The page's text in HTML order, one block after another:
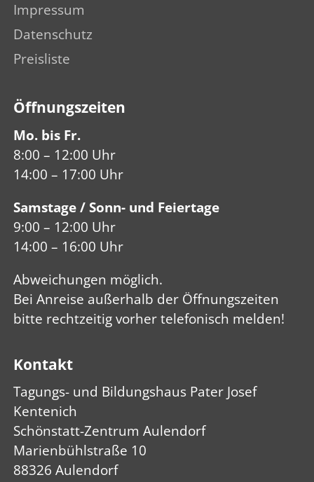
Impressum
Datenschutz
Preisliste
Öffnungs­zeiten
Mo. bis Fr.
8:00 – 12:00 Uhr
14:00 – 17:00 Uhr
Samstage / Sonn- und Feiertage
9:00 – 12:00 Uhr
14:00 – 16:00 Uhr
Abweich­ungen mög­lich.
Bei Anreise außerhalb der Öffnungs­zeiten
bitte recht­zeitig vorher telefo­nisch melden!
Kontakt
Tagungs- und Bildungshaus Pater Josef
Kentenich
Schönstatt-Zentrum Aulendorf
Marienbühlstraße 10
88326 Aulendorf